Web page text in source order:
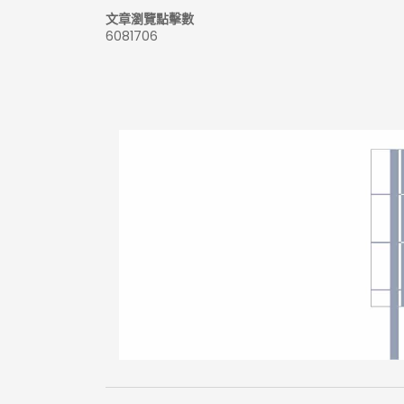
文章瀏覽點擊數
6081706